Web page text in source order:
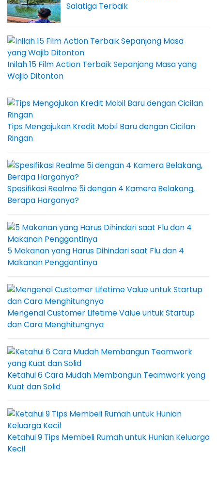
Salatiga Terbaik
Inilah 15 Film Action Terbaik Sepanjang Masa yang
Wajib Ditonton
Tips Mengajukan Kredit Mobil Baru dengan Cicilan
Ringan
Spesifikasi Realme 5i dengan 4 Kamera Belakang,
Berapa Harganya?
5 Makanan yang Harus Dihindari saat Flu dan 4
Makanan Penggantinya
Mengenal Customer Lifetime Value untuk Startup
dan Cara Menghitungnya
Ketahui 6 Cara Mudah Membangun Teamwork yang
Kuat dan Solid
Ketahui 9 Tips Membeli Rumah untuk Hunian Keluarga
Kecil